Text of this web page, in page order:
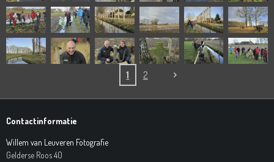
1 2
Contactinformatie
Willem van Leuveren Fotografie
Gelderse Roos 40